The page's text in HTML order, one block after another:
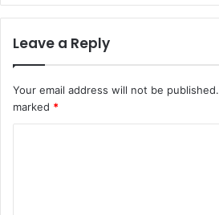
Leave a Reply
Your email address will not be published.
marked *